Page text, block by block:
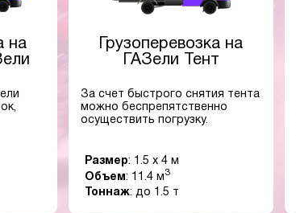
на
Грузоперевозка на
ГАЗели Тент
За счет быстрого снятия тента
можно беспрепятственно
осуществить погрузку.
Размер: 1.5 x 4 м
Объем: 11.4 м 3
Тоннаж: до 1.5 т